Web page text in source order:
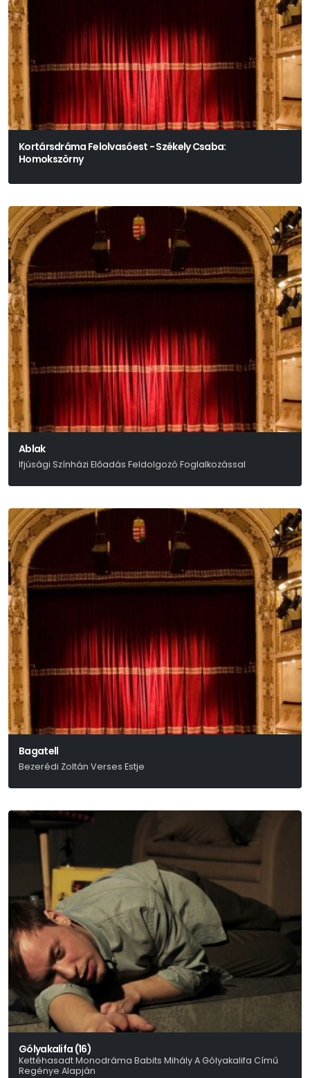
Kortársdráma Felolvasóest - Székely Csaba:
Homokszörny
Ablak
Ifjúsági Színházi Előadás Feldolgozó Foglalkozással
Bagatell
Bezerédi Zoltán Verses Estje
Gólyakalifa (16)
Kettéhasadt Monodráma Babits Mihály A Gólyakalifa Című
Regénye Alapján